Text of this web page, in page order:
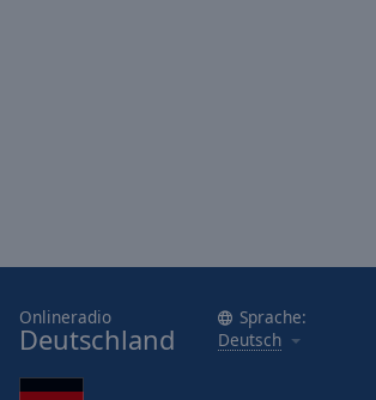
Onlineradio
Deutschland
Sprache:
Deutsch